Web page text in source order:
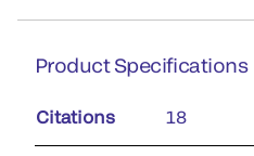
Product Specifications
Citations 18